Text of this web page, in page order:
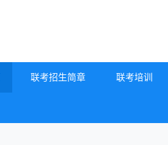
联考招生简章 联考培训